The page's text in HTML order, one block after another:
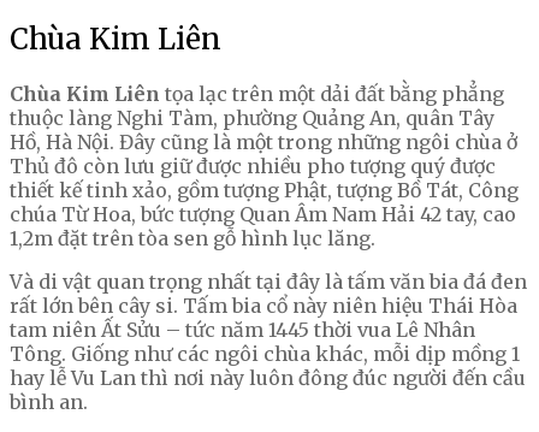
Chùa Kim Liên
Chùa Kim Liên tọa lạc trên một dải đất bằng phẳng
thuộc làng Nghi Tàm, phường Quảng An, quân Tây
Hồ, Hà Nội. Đây cũng là một trong những ngôi chùa ở
Thủ đô còn lưu giữ được nhiều pho tượng quý được
thiết kế tinh xảo, gồm tượng Phật, tượng Bồ Tát, Công
chúa Từ Hoa, bức tượng Quan Âm Nam Hải 42 tay, cao
1,2m đặt trên tòa sen gỗ hình lục lăng.
Và di vật quan trọng nhất tại đây là tấm văn bia đá đen
rất lớn bên cây si. Tấm bia cổ này niên hiệu Thái Hòa
tam niên Ất Sửu – tức năm 1445 thời vua Lê Nhân
Tông. Giống như các ngôi chùa khác, mỗi dịp mồng 1
hay lễ Vu Lan thì nơi này luôn đông đúc người đến cầu
bình an.